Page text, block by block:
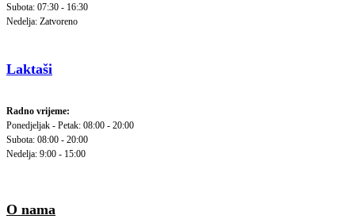
Subota: 07:30 - 16:30
Nedelja: Zatvoreno
Laktaši
Radno vrijeme:
Ponedjeljak - Petak: 08:00 - 20:00
Subota: 08:00 - 20:00
Nedelja: 9:00 - 15:00
O nama